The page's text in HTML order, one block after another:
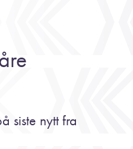
siste nytt fra